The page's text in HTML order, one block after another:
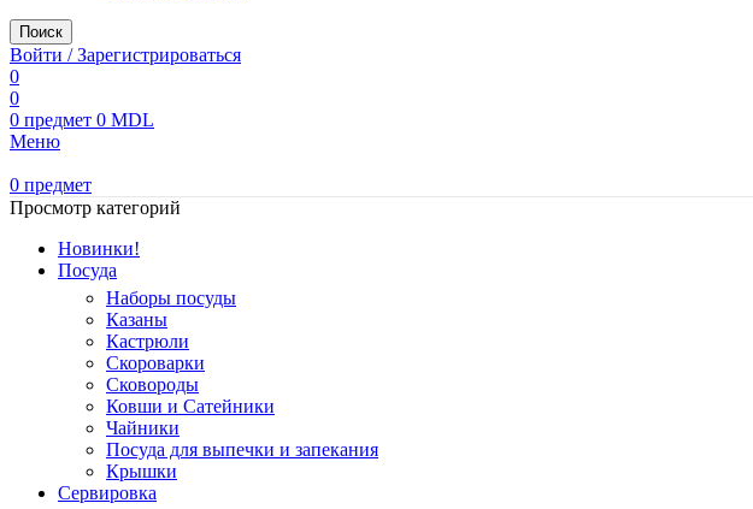
Поиск
Войти / Зарегистрироваться
0
0
0 предмет 0 MDL
Меню
0 предмет
Просмотр категорий
Новинки!
Посуда
Наборы посуды
Казаны
Кастрюли
Скороварки
Сковороды
Ковши и Сатейники
Чайники
Посуда для выпечки и запекания
Крышки
Сервировка